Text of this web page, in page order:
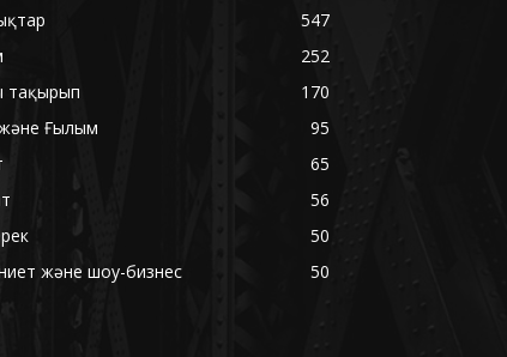
547
252
тақырып
170
және Ғылым
95
65
56
50
және шоу-бизнес
50